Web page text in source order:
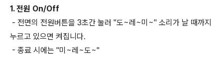
1. 전원 On/Off
- 전면의 전원버튼을 3초간 눌러 "도~레~미~" 소리가 날 때까지
누르고 있으면 켜집니다.
- 종료 시에는 "미~레~도~"